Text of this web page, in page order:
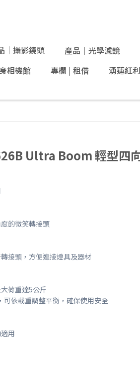
｜攝影鏡頭 產品｜光學濾鏡
相機館 專欄 | 租借
湧蓮紅
Ultra Boom 輕型四
的微笑轉接頭
接頭，方便連接燈具及器材
荷重達5公斤
依載重調整平衡，確保使用安全
用